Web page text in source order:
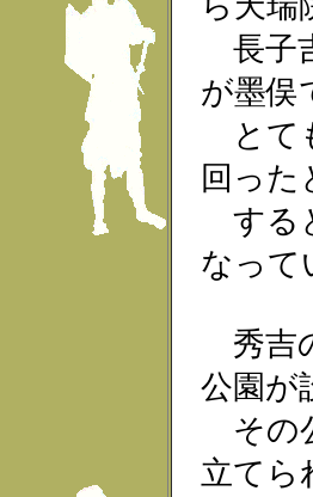
長子
が墨俣
とて
回った
する
なって
秀吉
公園が
その
立てら